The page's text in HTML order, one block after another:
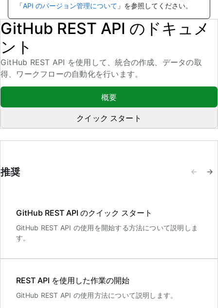
「API のバージョン管理について 」を参照してください。
GitHub REST API のドキュメ
ント
GitHub REST API を使用して、統合の作成、データの取
得、ワークフローの自動化を行います。
概要
クイック スタート
推奨
GitHub REST API のクイック スタート
GitHub REST API の使用を開始する方法について説明しま
す。
REST API を使用した作業の開始
GitHub REST API の使用方法について説明します。